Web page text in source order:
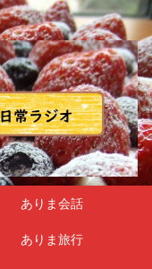
ありま会話
ありま旅行